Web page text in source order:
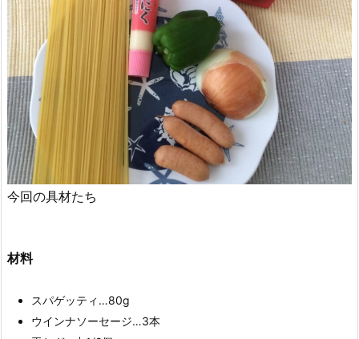
今回の具材たち
材料
スパゲッティ…80g
ウインナソーセージ…3本